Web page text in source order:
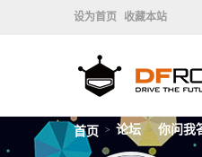
设为首页 收藏本站
首页 > 论坛 > 你问我